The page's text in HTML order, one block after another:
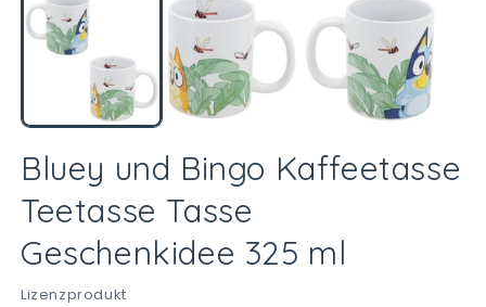
Modal
öffnen
Bluey und Bingo Kaffeetasse
Teetasse Tasse
Geschenkidee 325 ml
Lizenzprodukt